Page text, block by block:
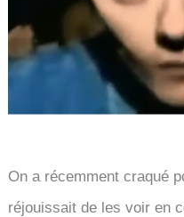
On a récemment craqué
réjouissait de les voir en